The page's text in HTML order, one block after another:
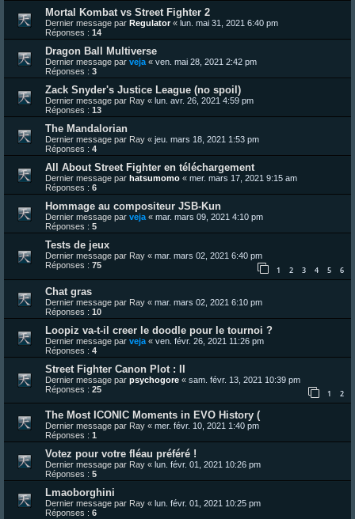
Mortal Kombat vs Street Fighter 2
Dernier message par Regulator« lun. mai 31, 2021 6:40 pm
Réponses : 14
Dragon Ball Multiverse
Dernier message par veja « ven. mai 28, 2021 2:42 pm
Réponses : 3
Zack Snyder's Justice League (no spoil)
Dernier message par Ray « lun. avr. 26, 2021 4:59 pm
Réponses : 13
The Mandalorian
Dernier message par Ray « jeu. mars 18, 2021 1:53 pm
Réponses : 4
All About Street Fighter en téléchargement
Dernier message par hatsumomo « mer. mars 17, 2021 9:15 am
Réponses : 6
Hommage au compositeur JSB-Kun
Dernier message par veja « mar. mars 09, 2021 4:10 pm
Réponses : 5
Tests de jeux
Dernier message par Ray « mar. mars 02, 2021 6:40 pm
Réponses : 75 1 2 3 4 5 6
Chat gras
Dernier message par Ray « mar. mars 02, 2021 6:10 pm
Réponses : 10
Loopiz va-t-il creer le doodle pour le tournoi ?
Dernier message par veja « ven. févr. 26, 2021 11:26 pm
Réponses : 4
Street Fighter Canon Plot : II
Dernier message par psychogore « sam. févr. 13, 2021 10:39 pm
Réponses : 25 1 2
The Most ICONIC Moments in EVO History (
Dernier message par Ray « mer. févr. 10, 2021 1:40 pm
Réponses : 1
Votez pour votre fléau préféré !
Dernier message par Ray « lun. févr. 01, 2021 10:26 pm
Réponses : 5
Lmaoborghini
Dernier message par Ray « lun. févr. 01, 2021 10:25 pm
Réponses : 6